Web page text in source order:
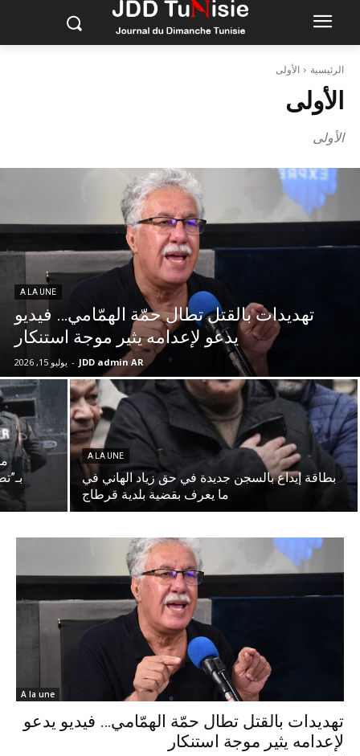
الرئيسية الأولى
الأولى
الأولى
A LA UNE
تهديدات بالقتل تطال حمّة الهمّامي… فيديو
يدعو لإعدامه يثير موجة استنكار
JDD admin AR
- يوليو 15, 2026
A LA UNE
بطاقة إيداع بالسجن جديدة في حق زياد الهاني في
ما يعرف بقضية بلدية قرطاج
A la une
تهديدات بالقتل تطال حمّة الهمّامي… فيديو يدعو
لإعدامه يثير موجة استنكار